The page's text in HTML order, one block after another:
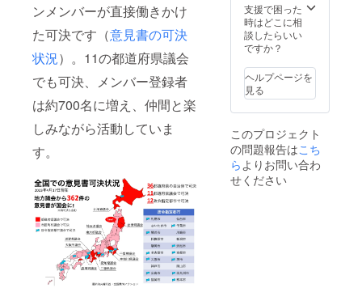
ンメンバーが直接働きかけ
た可決です（意見書の可決
状況）。11の都道府県議会
でも可決、メンバー登録者
は約700名に増え、仲間と楽
しみながら活動していま
す。
レミアムスポン
サーとしてお名
前を掲載 ②井田
奈穂があなたを
ビュー記事を1本
ご提供 ③1年後
メールでの #自
分の名前で生き
る自由 活動報告
④マンスリー
メールマガジン
のお届け ⑤PDF
冊子「家族のき
支援で困った
時はどこに相
談したらいい
ですか？
ヘルプページを
見る
このプロジェクト
の問題報告はこち
らよりお問い合わ
せください